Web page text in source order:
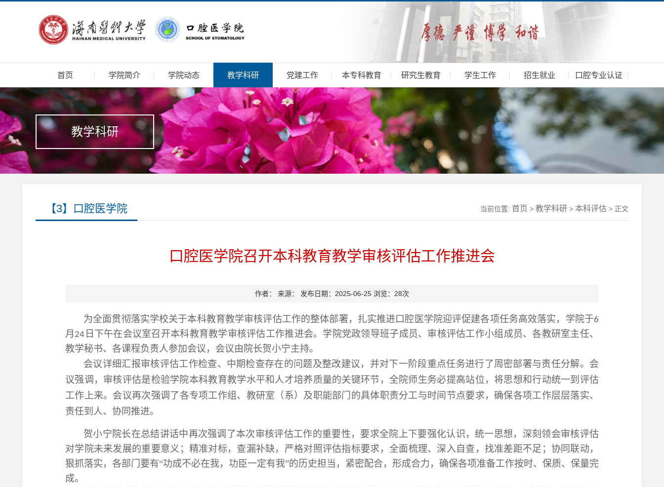
首页 学院简介 学院动态 教学科研 党建工作 本专科教育 研究生教育 学生工作 招生就业 口腔专业认证
教学科研
【3】口腔医学院 当前位置: 首页 > 教学科研 > 本科评估 > 正文
口腔医学院召开本科教育教学审核评估工作推进会
作者： 来源： 发布日期：2025-06-25 浏览： 28次
为全面贯彻落实学校关于本科教育教学审核评估工作的整体部署，扎实推进口腔医学院迎评促建各项任务高效落实，学院于6
月 24 日 下午在会议室召开本科教育教学审核评估工作推进会。 学院党政领导班子成员、 审核评估工作小组成员、各教研室主任、
教学秘书、各课程负责人参加会议 ， 会议由院长贺小宁主持。
会议详细汇报审核评估工作检查、中期检查存在的问题及整改建议 ， 并对下一阶段重点任务进行了周密部署与责任分解。会
议强调，审核评估是检验学院本科教育教学水平和人才培养质量的关键环节，全院师生务必提高站位，将思想和行动统一到评估
工作上来。会议再次强调了各专项工作组、教研室（系）及职能部门的具体职责分工与时间节点要求，确保各项工作层层落实、
责任到人、协同推进。
贺小宁院长在总结讲话中再次强调了本次审核评估工作的重要性，要求全院上下要强化认识，统一思想， 深刻领会审核评估
对学院未来发展的重要意义 ； 精准对标，查漏补缺， 严格对照评估指标要求，全面梳理、深入自查，找准差距不足 ； 协同联动，
狠抓落实， 各部门要有“功成不必在我，功臣一定有我”的历史担当， 紧密配合，形成合力，确保各项准备工作按时、保质、保量完
成。